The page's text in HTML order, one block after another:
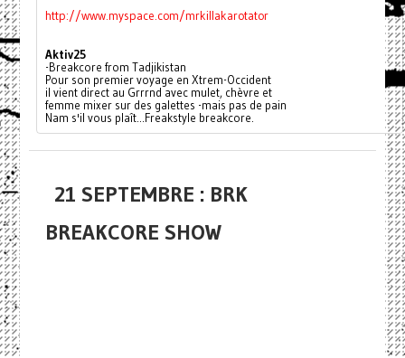
http://www.myspace.com/mrkillakarotator
Aktiv25
-Breakcore from Tadjikistan
Pour son premier voyage en Xtrem-Occident
il vient direct au Grrrnd avec mulet, chèvre et
femme mixer sur des galettes -mais pas de pain
Nam s'il vous plaît...Freakstyle breakcore.
21 SEPTEMBRE : BRK
BREAKCORE SHOW